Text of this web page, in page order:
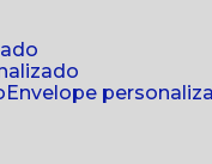
envelope